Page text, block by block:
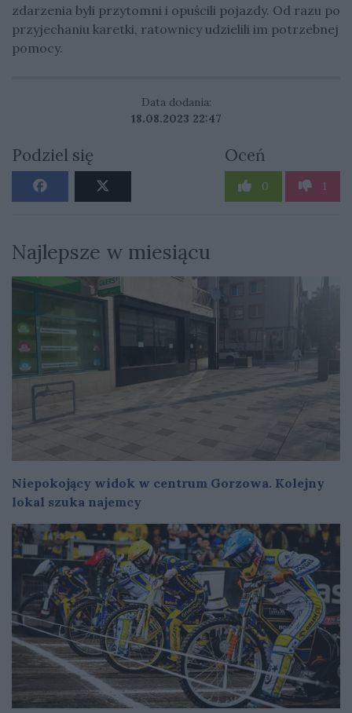
zdarzenia byli przytomni i opuścili pojazdy. Od razu po
przyjechaniu karetki, ratownicy udzielili im potrzebnej
pomocy.
Data dodania:
18.08.2023 22:47
Podziel się Oceń
0 1
Najlepsze w miesiącu
Niepokojący widok w centrum Gorzowa. Kolejny
lokal szuka najemcy